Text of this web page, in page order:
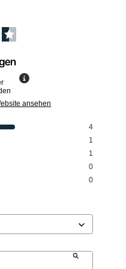
ansehen
4
1
1
0
0